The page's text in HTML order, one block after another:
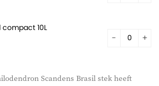
Scandens Brasil stek heeft
compact 10L